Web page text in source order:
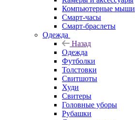
Компьютерные мыши
Смарт-часы
Смарт-браслеты
Одежда
Назад
Одежда
Футболки
Толстовки
Свитшоты
Худи
Свитеры
Головные уборы
Рубашки